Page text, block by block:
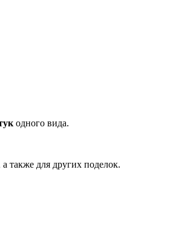
одного вида.
также для других поделок.